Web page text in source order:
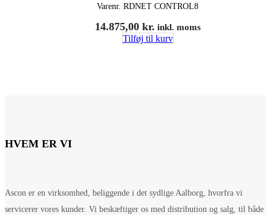
Varenr. RDNET CONTROL8
14.875,00 kr. inkl. moms
Tilføj til kurv
HVEM ER VI
Ascon er en virksomhed, beliggende i det sydlige Aalborg, hvorfra vi
servicerer vores kunder. Vi beskæftiger os med distribution og salg, til både